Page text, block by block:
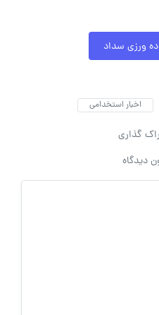
ورزی سداد
اخبار استخدامی
گذاری
دیدگاه